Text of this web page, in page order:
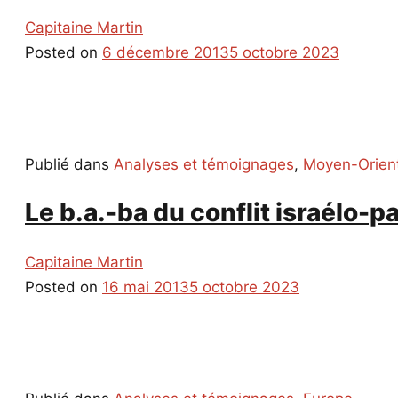
Capitaine Martin
Posted on 6 décembre 20135 octobre 2023
Publié dans Analyses et témoignages, Moyen-
Le b.a.-ba du conflit israélo-
Capitaine Martin
Posted on 16 mai 20135 octobre 2023